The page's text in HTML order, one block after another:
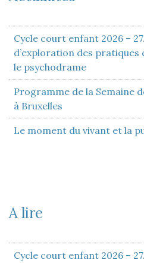
Cycle court enfant 2026 –
d’exploration des
le psychodrame
Programme de la Semaine
à Bruxelles
Le moment du vivant et la
A lire
Cycle court enfant 2026 –